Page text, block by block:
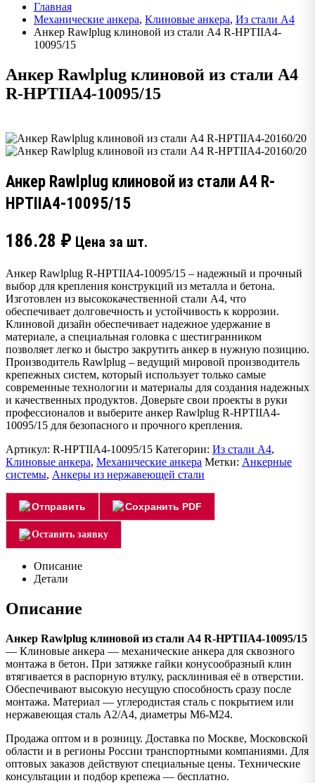
Главная
Механические анкера, Клиновые анкера, Из стали А4
Анкер Rawlplug клиновой из стали А4 R-HPTIIA4-
10095/15
Анкер Rawlplug клиновой из стали А4
R-HPTIIA4-10095/15
Анкер Rawlplug клиновой из стали А4 R-
HPTIIA4-10095/15
186.28 ₽ Цена за шт.
Анкер Rawlplug R-HPTIIA4-10095/15 – надежный и прочный
выбор для крепления конструкций из металла и бетона.
Изготовлен из высококачественной стали А4, что
обеспечивает долговечность и устойчивость к коррозии.
Клиновой дизайн обеспечивает надежное удержание в
материале, а специальная головка с шестигранником
позволяет легко и быстро закрутить анкер в нужную позицию.
Производитель Rawlplug – ведущий мировой производитель
крепежных систем, который использует только самые
современные технологии и материалы для создания надежных
и качественных продуктов. Доверьте свои проекты в руки
профессионалов и выберите анкер Rawlplug R-HPTIIA4-
10095/15 для безопасного и прочного крепления.
Артикул: R-HPTIIA4-10095/15 Категории: Из стали А4,
Клиновые анкера, Механические анкера Метки: Анкерные
системы, Анкеры из нержавеющей стали
Отправить Сохранить PDF
Оставить заявку
Описание
Детали
Описание
Анкер Rawlplug клиновой из стали А4 R-HPTIIA4-10095/15
— Клиновые анкера — механические анкера для сквозного
монтажа в бетон. При затяжке гайки конусообразный клин
втягивается в распорную втулку, расклинивая её в отверстии.
Обеспечивают высокую несущую способность сразу после
монтажа. Материал — углеродистая сталь с покрытием или
нержавеющая сталь A2/A4, диаметры M6-M24.
Продажа оптом и в розницу. Доставка по Москве, Московской
области и в регионы России транспортными компаниями. Для
оптовых заказов действуют специальные цены. Технические
консультации и подбор крепежа — бесплатно.